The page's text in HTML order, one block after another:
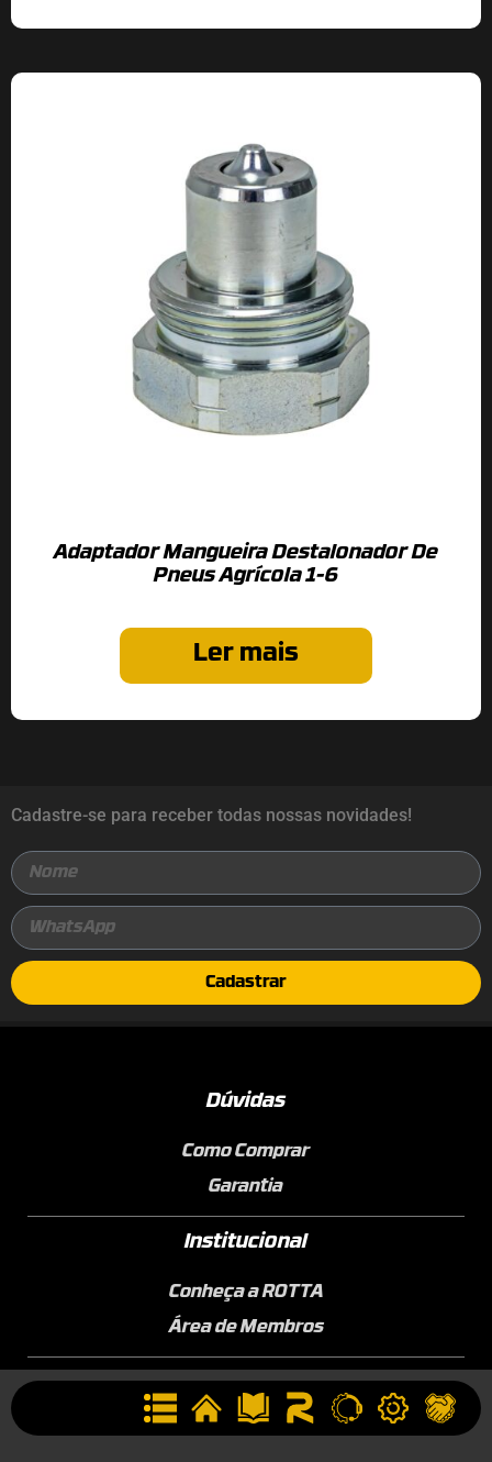
Adaptador Mangueira Destalonador De
Pneus Agrícola 1-6
Ler mais
Cadastre-se para receber todas nossas novidades!
Cadastrar
Dúvidas
Como Comprar
Garantia
Institucional
Conheça a ROTTA
Área de Membros
Sobre a Empresa
Seja uma Assistência Técnica